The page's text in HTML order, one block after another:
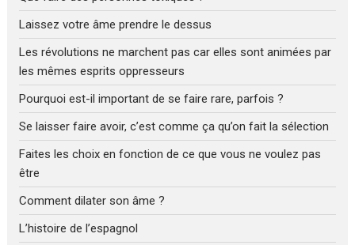
Laissez votre âme prendre le dessus
Les révolutions ne marchent pas car elles sont animées par
les mêmes esprits oppresseurs
Pourquoi est-il important de se faire rare, parfois ?
Se laisser faire avoir, c’est comme ça qu’on fait la sélection
Faites les choix en fonction de ce que vous ne voulez pas
être
Comment dilater son âme ?
L’histoire de l’espagnol